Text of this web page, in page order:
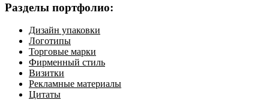
Разделы портфолио:
Дизайн упаковки
Логотипы
Торговые марки
Фирменный стиль
Визитки
Рекламные материалы
Цитаты